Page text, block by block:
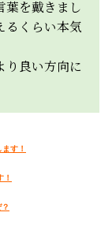
葉を戴きまし
るくらい本気
り良い方向に
す！